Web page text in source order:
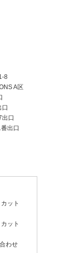
】
祝日は通常とな
8
A区
口
口
出口
ット
ット
わせ